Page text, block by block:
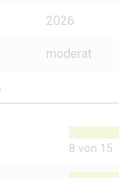
2026
moderat
8 von 15